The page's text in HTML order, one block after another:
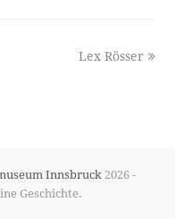
next
Lex Rösser
Innsbruck 2026 -
Geschichte.